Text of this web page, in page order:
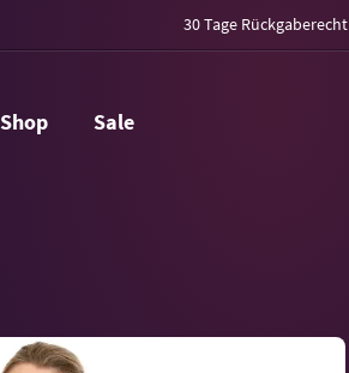
30 Tage Rückgaberecht
Shop Sale